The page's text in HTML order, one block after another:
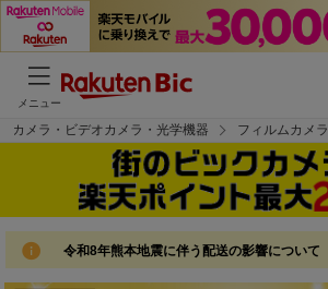
メニュー
カメラ・ビデオカメラ・光学機器 フィルムカメラ
令和8年熊本地震に伴う配送の影響について